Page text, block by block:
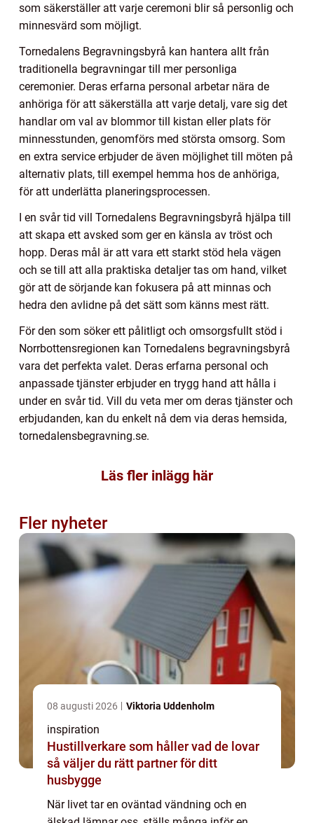
som säkerställer att varje ceremoni blir så personlig och
minnesvärd som möjligt.
Tornedalens Begravningsbyrå kan hantera allt från
traditionella begravningar till mer personliga
ceremonier. Deras erfarna personal arbetar nära de
anhöriga för att säkerställa att varje detalj, vare sig det
handlar om val av blommor till kistan eller plats för
minnesstunden, genomförs med största omsorg. Som
en extra service erbjuder de även möjlighet till möten på
alternativ plats, till exempel hemma hos de anhöriga,
för att underlätta planeringsprocessen.
I en svår tid vill Tornedalens Begravningsbyrå hjälpa till
att skapa ett avsked som ger en känsla av tröst och
hopp. Deras mål är att vara ett starkt stöd hela vägen
och se till att alla praktiska detaljer tas om hand, vilket
gör att de sörjande kan fokusera på att minnas och
hedra den avlidne på det sätt som känns mest rätt.
För den som söker ett pålitligt och omsorgsfullt stöd i
Norrbottensregionen kan Tornedalens begravningsbyrå
vara det perfekta valet. Deras erfarna personal och
anpassade tjänster erbjuder en trygg hand att hålla i
under en svår tid. Vill du veta mer om deras tjänster och
erbjudanden, kan du enkelt nå dem via deras hemsida,
tornedalensbegravning.se.
Läs fler inlägg här
Fler nyheter
08 augusti 2026 Viktoria Uddenholm
inspiration
Hustillverkare som håller vad de lovar
så väljer du rätt partner för ditt
husbygge
När livet tar en oväntad vändning och en